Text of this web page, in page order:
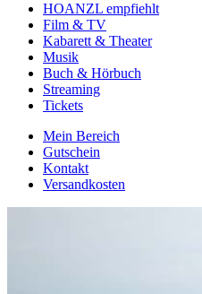
HOANZL empfiehlt
Film & TV
Kabarett & Theater
Musik
Buch & Hörbuch
Streaming
Tickets
Mein Bereich
Gutschein
Kontakt
Versandkosten